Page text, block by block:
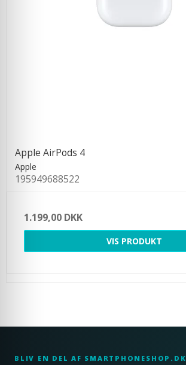
Apple AirPods 4
Apple
195949688522
1.199,00 DKK
VIS PRODUKT
BLIV EN DEL AF SMARTPHONESHOP.DK